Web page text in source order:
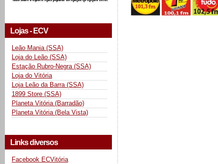
Lojas - ECV
Leão Mania (SSA)
Loja do Leão (SSA)
Estação Rubro-Negra (SSA)
Loja do Vitória
Loja Leão da Barra (SSA)
1899 Store (SSA)
Planeta Vitória (Barradão)
Planeta Vitória (Bela Vista)
Links diversos
Facebook ECVitória